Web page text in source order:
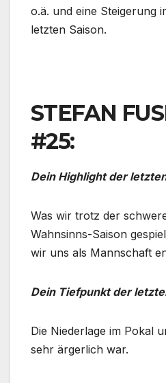
o.ä. und eine Steigerung
letzten Saison.
STEFAN
#25:
Dein Highlight der
Was wir trotz der
Wahnsinns-Saison
wir uns als Mannschaft
Dein Tiefpunkt der
Die Niederlage im Pokal
sehr ärgerlich war.